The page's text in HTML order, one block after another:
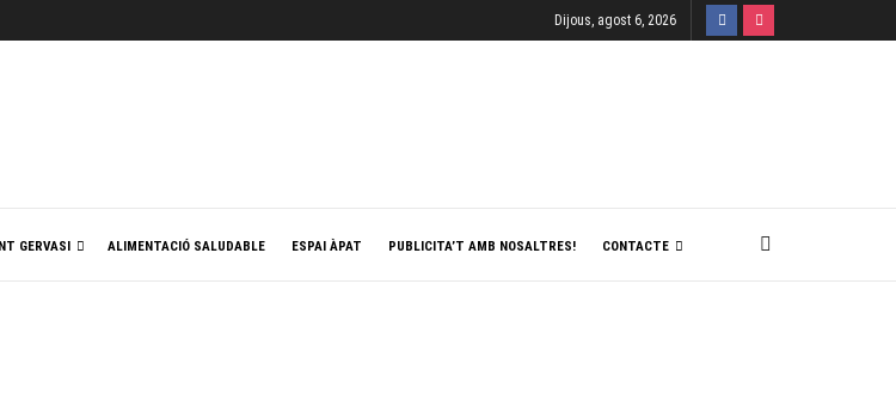
Dijous, agost 6, 2026
GERVASI ALIMENTACIÓ SALUDABLE ESPAI ÀPAT PUBLICITA’T AMB NOSALTRES! CONTACTE